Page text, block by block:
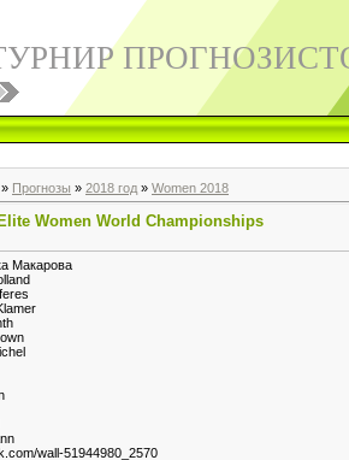
» Прогнозы » 2018 год » Women 2018
Women World Championships
Μакарова
wall-51944980_2570